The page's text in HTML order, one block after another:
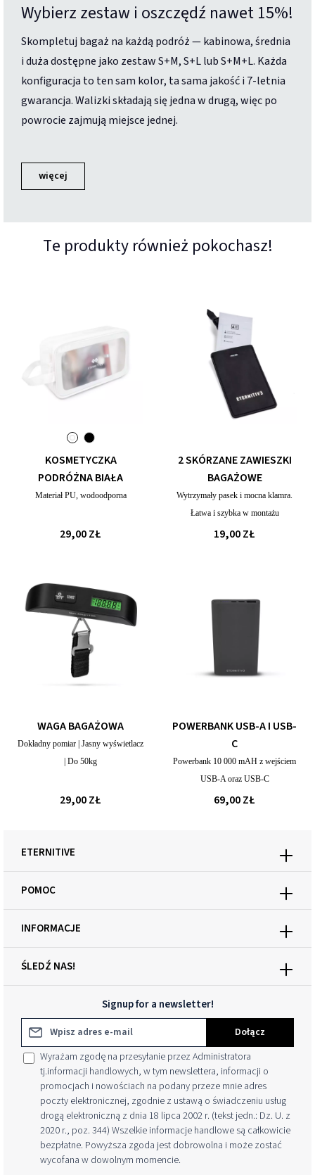
Wybierz zestaw i oszczędź nawet 15%!
Skompletuj bagaż na każdą podróż — kabinowa, średnia
i duża dostępne jako zestaw S+M, S+L lub S+M+L. Każda
konfiguracja to ten sam kolor, ta sama jakość i 7-letnia
gwarancja. Walizki składają się jedna w drugą, więc po
powrocie zajmują miejsce jednej.
więcej
Te produkty również pokochasz!
KOSMETYCZKA
PODRÓŻNA BIAŁA
Materiał PU, wodoodporna
29,00 ZŁ
2 SKÓRZANE ZAWIESZKI
BAGAŻOWE
Wytrzymały pasek i mocna klamra.
Łatwa i szybka w montażu
19,00 ZŁ
WAGA BAGAŻOWA
Dokładny pomiar | Jasny wyświetlacz
| Do 50kg
29,00 ZŁ
POWERBANK USB-A I USB-
C
Powerbank 10 000 mAH z wejściem
USB-A oraz USB-C
69,00 ZŁ
Signup for a newsletter!
Adres e-mail*
Dołącz
Wyrażam zgodę na przesyłanie przez Administratora
tj.informacji handlowych, w tym newslettera, informacji o
promocjach i nowościach na podany przeze mnie adres
poczty elektronicznej, zgodnie z ustawą o świadczeniu usług
drogą elektroniczną z dnia 18 lipca 2002 r. (tekst jedn.: Dz. U. z
2020 r., poz. 344) Wszelkie informacje handlowe są całkowicie
bezpłatne. Powyższa zgoda jest dobrowolna i może zostać
wycofana w dowolnym momencie.
ŚLEDŹ NAS!
ETERNITIVE
POMOC
INFORMACJE